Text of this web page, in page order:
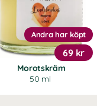
Morotskräm
50 ml
Andra har köpt
69 kr